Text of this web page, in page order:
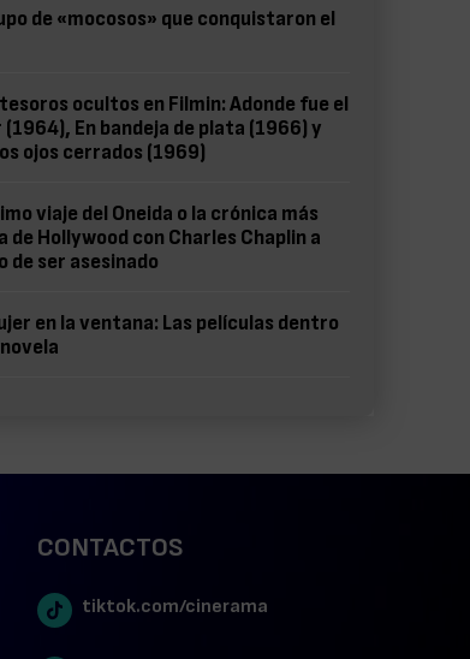
de «mocosos» que conquistaron el
ocultos en Filmin: Adonde fue el
(1964), En bandeja de plata (1966) y
ojos cerrados (1969)
viaje del Oneida o la crónica más
de Hollywood con Charles Chaplin a
de ser asesinado
en la ventana: Las películas dentro
CONTACTOS
tiktok.com/cinerama